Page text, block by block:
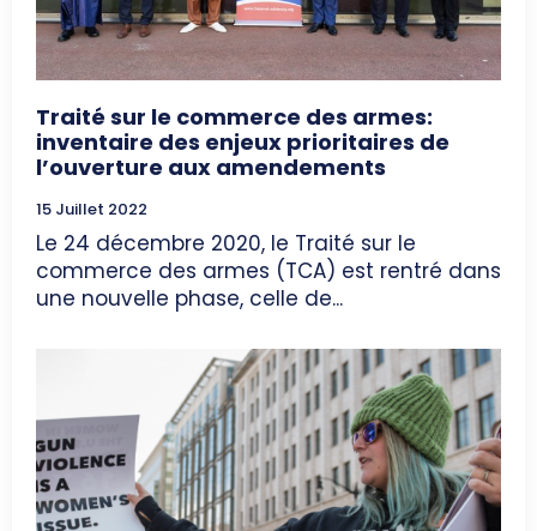
Traité sur le commerce des armes:
inventaire des enjeux prioritaires de
l’ouverture aux amendements
15 Juillet 2022
Le 24 décembre 2020, le Traité sur le
commerce des armes (TCA) est rentré dans
une nouvelle phase, celle de...